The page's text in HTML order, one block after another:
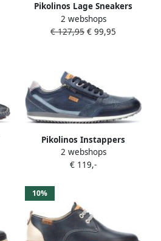
Pikolinos Lage Sneakers
HENARES W1A-4816C1
GEKLEDE SCHOENEN
2 webshops
€ 127,95 € 99,95
Pikolinos Instappers
Liverpool M2A 6292 Blauw
2 webshops
€ 119,-
10%